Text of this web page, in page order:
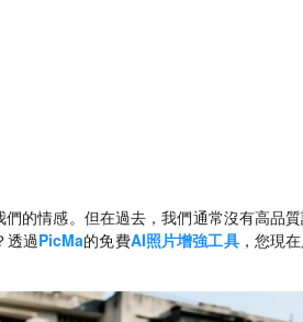
的情感。但在過去，我們通常沒有高品
透過PicMa的免費AI照片增強工具，您現